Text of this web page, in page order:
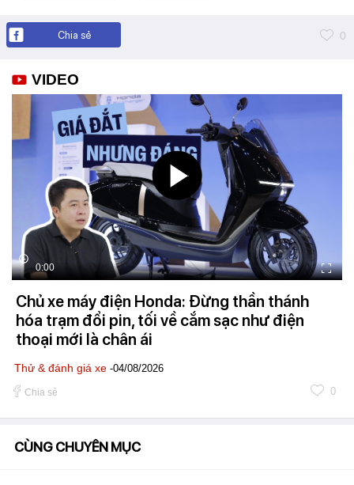
Chia sẻ 0
VIDEO
0:00
Chủ xe máy điện Honda: Đừng thần thánh
hóa trạm đổi pin, tối về cắm sạc như điện
thoại mới là chân ái
Thử & đánh giá xe -04/08/2026
Chia sẻ 0
CÙNG CHUYÊN MỤC